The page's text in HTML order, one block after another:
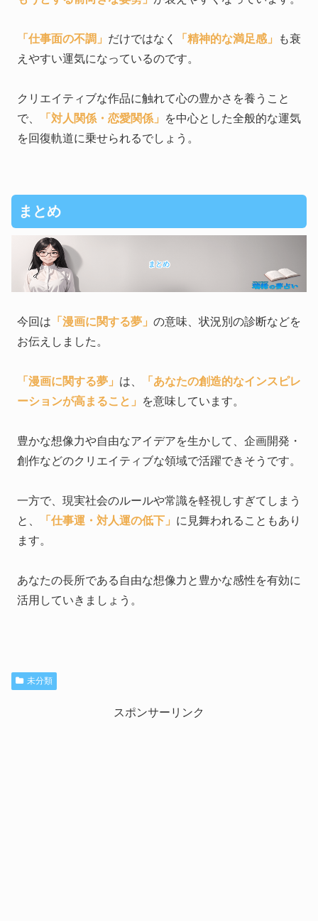
「仕事面の不調」 だけではなく 「精神的な満足感」
も衰
えやすい運気になっているのです。
クリエイティブな作品に触れて心の豊かさを養うこと
で、
「対人関係・恋愛関係」
を中心とした全般的な運気
を回復軌道に乗せられるでしょう。
まとめ
まとめ
今回は 「漫画に関する夢」 の意味、状況別の診断などを
お伝えしました。
「漫画に関する夢」 は、
「あなたの創造的なインスピレ
ーションが高まること」
を意味しています。
豊かな想像力や自由なアイデアを生かして、企画開発・
創作などのクリエイティブな領域で活躍できそうです。
一方で、現実社会のルールや常識を軽視しすぎてしまう
と、
「仕事運・対人運の低下」 に見舞われることもあり
ます。
あなたの長所である自由な想像力と豊かな感性を有効に
活用していきましょう。
未分類
スポンサーリンク